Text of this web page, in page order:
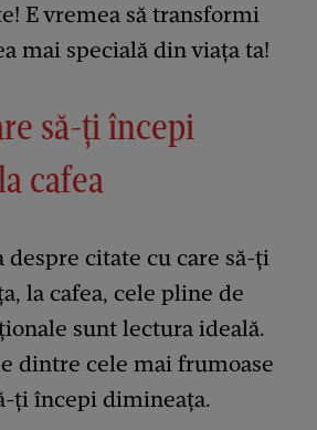
E vremea să transformi
mai specială din viața ta!
să-ți începi
cafea
despre citate cu care să-ți
la cafea, cele pline de
sunt lectura ideală.
dintre cele mai frumoase
ți începi dimineața.